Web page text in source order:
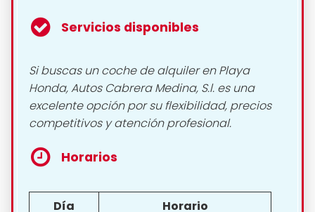
Servicios disponibles
Si buscas un coche de alquiler en Playa
Honda, Autos Cabrera Medina, S.l. es una
excelente opción por su flexibilidad, precios
competitivos y atención profesional.
Horarios
Día
Horario